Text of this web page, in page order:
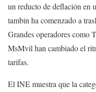
un reducto de deflación en
tambin ha comenzado a
Grandes operadores como
MsMvil han cambiado el
tarifas.
El INE muestra que la